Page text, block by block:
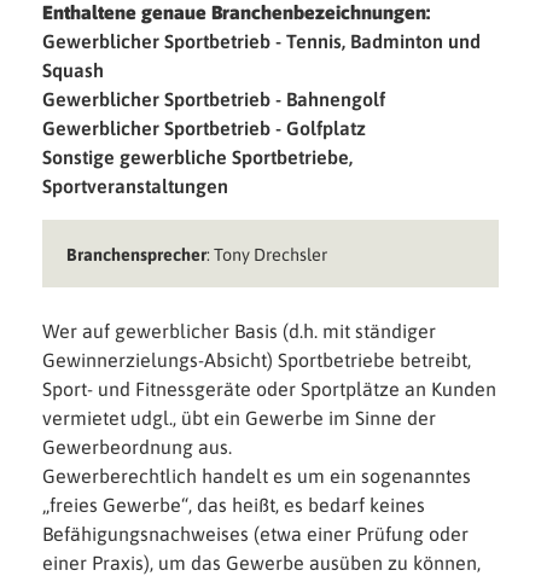
Enthaltene genaue Branchenbezeichnungen:
Gewerblicher Sportbetrieb - Tennis, Badminton und
Squash
Gewerblicher Sportbetrieb - Bahnengolf
Gewerblicher Sportbetrieb - Golfplatz
Sonstige gewerbliche Sportbetriebe,
Sportveranstaltungen
Branchen­sprecher: Tony Drechsler
Wer auf gewerblicher Basis (d.h. mit ständiger
Gewinnerzielungs-Absicht) Sportbetriebe betreibt,
Sport- und Fitnessgeräte oder Sportplätze an Kunden
vermietet udgl., übt ein Gewerbe im Sinne der
Gewerbeordnung aus.
Gewerberechtlich handelt es um ein sogenanntes
„freies Gewerbe“, das heißt, es bedarf keines
Befähigungsnachweises (etwa einer Prüfung oder
einer Praxis), um das Gewerbe ausüben zu können,